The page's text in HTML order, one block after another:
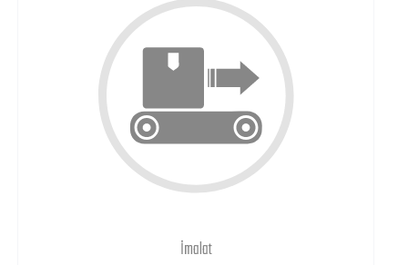
İmalat